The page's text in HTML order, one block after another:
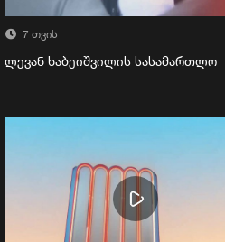
7 თვის
ლევან ხაბეიშვილის სასამართლო